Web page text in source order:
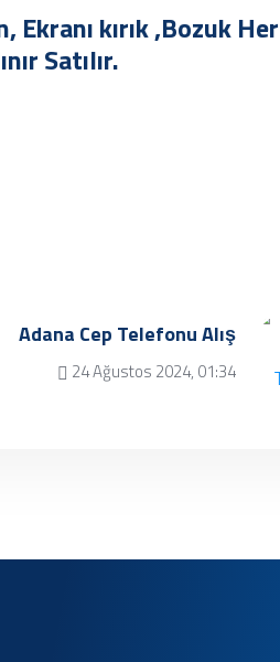
Ekranı kırık ,Bozuk
Satılır.
Adana Cep Telefonu Alış
24 Ağustos 2024, 01:34